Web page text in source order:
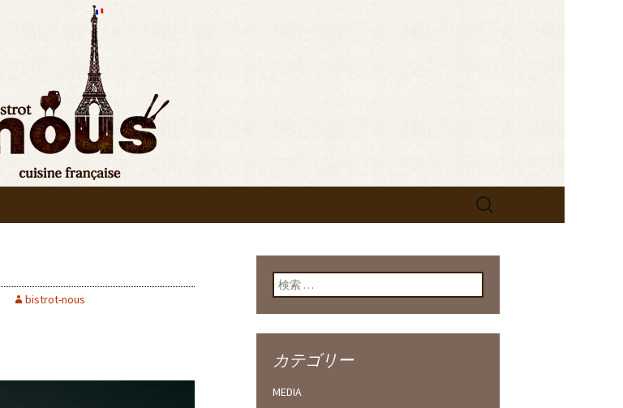
ビストロヌー“bistrot
せ
の最新情報をお知らせします。フレンチが美味しい当店の新
メディア情報などさまざまなお知らせをしますので、ぜひご
検
bistrot-nous
検索:
カテゴリー
MEDIA